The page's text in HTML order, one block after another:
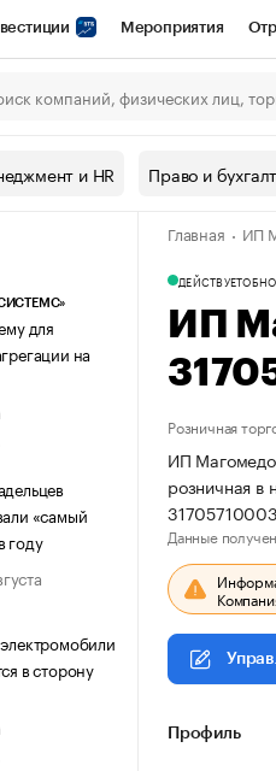
Мероприятия
Конференции СПб Спецпроекты
Рынок наличной
и HR Право и
для
на
«самый
году
в сторону
Главная ИП
ДЕЙСТВУЕТ
ИП
Розничная
ИП
розничная
Данные
Профиль